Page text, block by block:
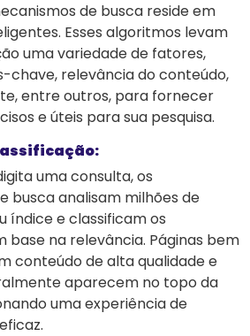
de busca reside em
Esses algoritmos levam
uma variedade de fatores,
chave, relevância do conteúdo,
entre outros, para fornecer
e úteis para sua pesquisa.
uma consulta, os
busca analisam milhões de
índice e classificam os
base na relevância. Páginas bem
conteúdo de alta qualidade e
aparecem no topo da
uma experiência de